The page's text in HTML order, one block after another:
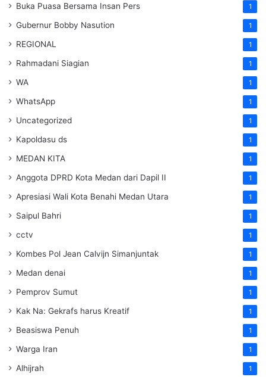
Buka Puasa Bersama Insan Pers 1
Gubernur Bobby Nasution 1
REGIONAL 1
Rahmadani Siagian 1
WA 1
WhatsApp 1
Uncategorized 1
Kapoldasu ds 1
MEDAN KITA 1
Anggota DPRD Kota Medan dari Dapil II 1
Apresiasi Wali Kota Benahi Medan Utara 1
Saipul Bahri 1
cctv 1
Kombes Pol Jean Calvijn Simanjuntak 1
Medan denai 1
Pemprov Sumut 1
Kak Na: Gekrafs harus Kreatif 1
Beasiswa Penuh 1
Warga Iran 1
Alhijrah 1